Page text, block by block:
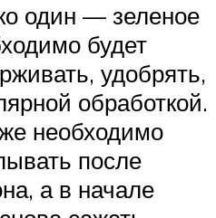
один — зеленое
будет
удобрять,
обработкой.
необходимо
после
а в начале